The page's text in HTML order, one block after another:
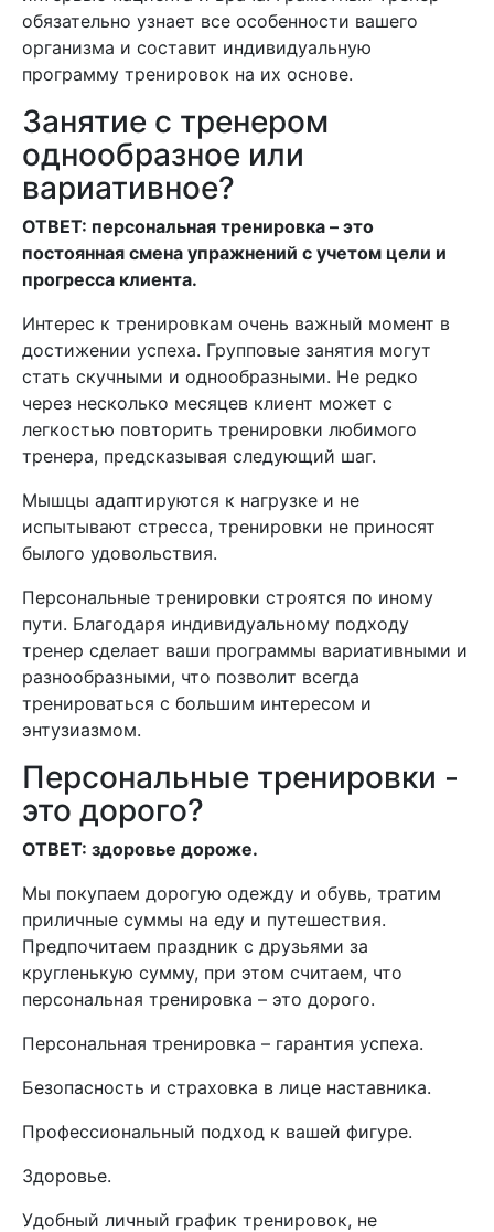
обязательно узнает все особенности вашего
организма и составит индивидуальную
программу тренировок на их основе.
Занятие с тренером
однообразное или
вариативное?
ОТВЕТ: персональная тренировка – это
постоянная смена упражнений с учетом цели и
прогресса клиента.
Интерес к тренировкам очень важный момент в
достижении успеха. Групповые занятия могут
стать скучными и однообразными. Не редко
через несколько месяцев клиент может с
легкостью повторить тренировки любимого
тренера, предсказывая следующий шаг.
Мышцы адаптируются к нагрузке и не
испытывают стресса, тренировки не приносят
былого удовольствия.
Персональные тренировки строятся по иному
пути. Благодаря индивидуальному подходу
тренер сделает ваши программы вариативными и
разнообразными, что позволит всегда
тренироваться с большим интересом и
энтузиазмом.
Персональные тренировки -
это дорого?
ОТВЕТ: здоровье дороже.
Мы покупаем дорогую одежду и обувь, тратим
приличные суммы на еду и путешествия.
Предпочитаем праздник с друзьями за
кругленькую сумму, при этом считаем, что
персональная тренировка – это дорого.
Персональная тренировка – гарантия успеха.
Безопасность и страховка в лице наставника.
Профессиональный подход к вашей фигуре.
Здоровье.
Удобный личный график тренировок, не